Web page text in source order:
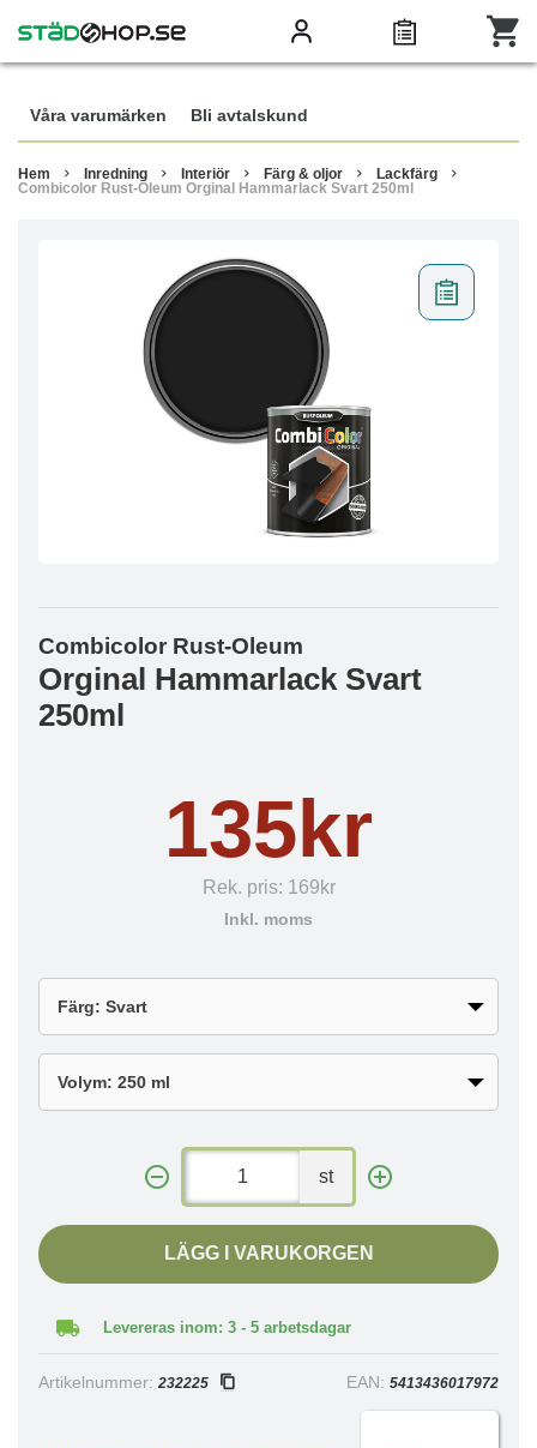
Våra varumärken Bli avtalskund
Hem Inredning Interiör Färg & oljor
Lackfärg
Combicolor Rust-Oleum Orginal Hammarlack Svart 250ml
Combicolor Rust-Oleum
Orginal Hammarlack Svart
250ml
135kr
Rek. pris: 169kr
Inkl. moms
st
LÄGG I VARUKORGEN
Levereras inom: 3 - 5 arbetsdagar
Artikelnummer: 232225 EAN: 5413436017972